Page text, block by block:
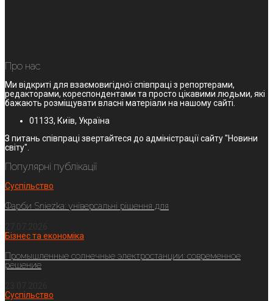
Про нас
Ми відкриті для взаємовигідної співпраці з репортерами,
редакторами, кореспондентами та просто цікавими людьми, які
бажають розміщувати власні матеріали на нашому сайті.
01133, Київ, Україна
З питань співпраці звертайтеся до адміністрації сайту "Новини
світу".
Популярні публікації
Суспільство
Фарби Sniezka: універсальні рішення для
Бізнес та економіка
Промышленные солнечные электростанции: современное
решение
Суспільство